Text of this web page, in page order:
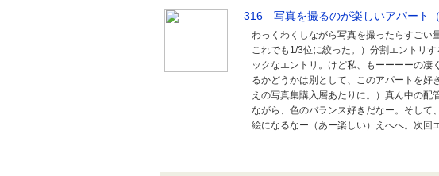
316 写真を撮るのが楽しいアパート（
わっくわくしながら写真を撮ったらすごい
これでも1/3位に絞った。）分割エントリ
ックなエントリ。けど私、もーーーーの
るかどうかは別として、このアパートを好
えの写真集購入層あたりに。）真ん中の配
ながら、色のバランス好きだなー。そして
絵になるなー（あー楽しい）えへへ。次回